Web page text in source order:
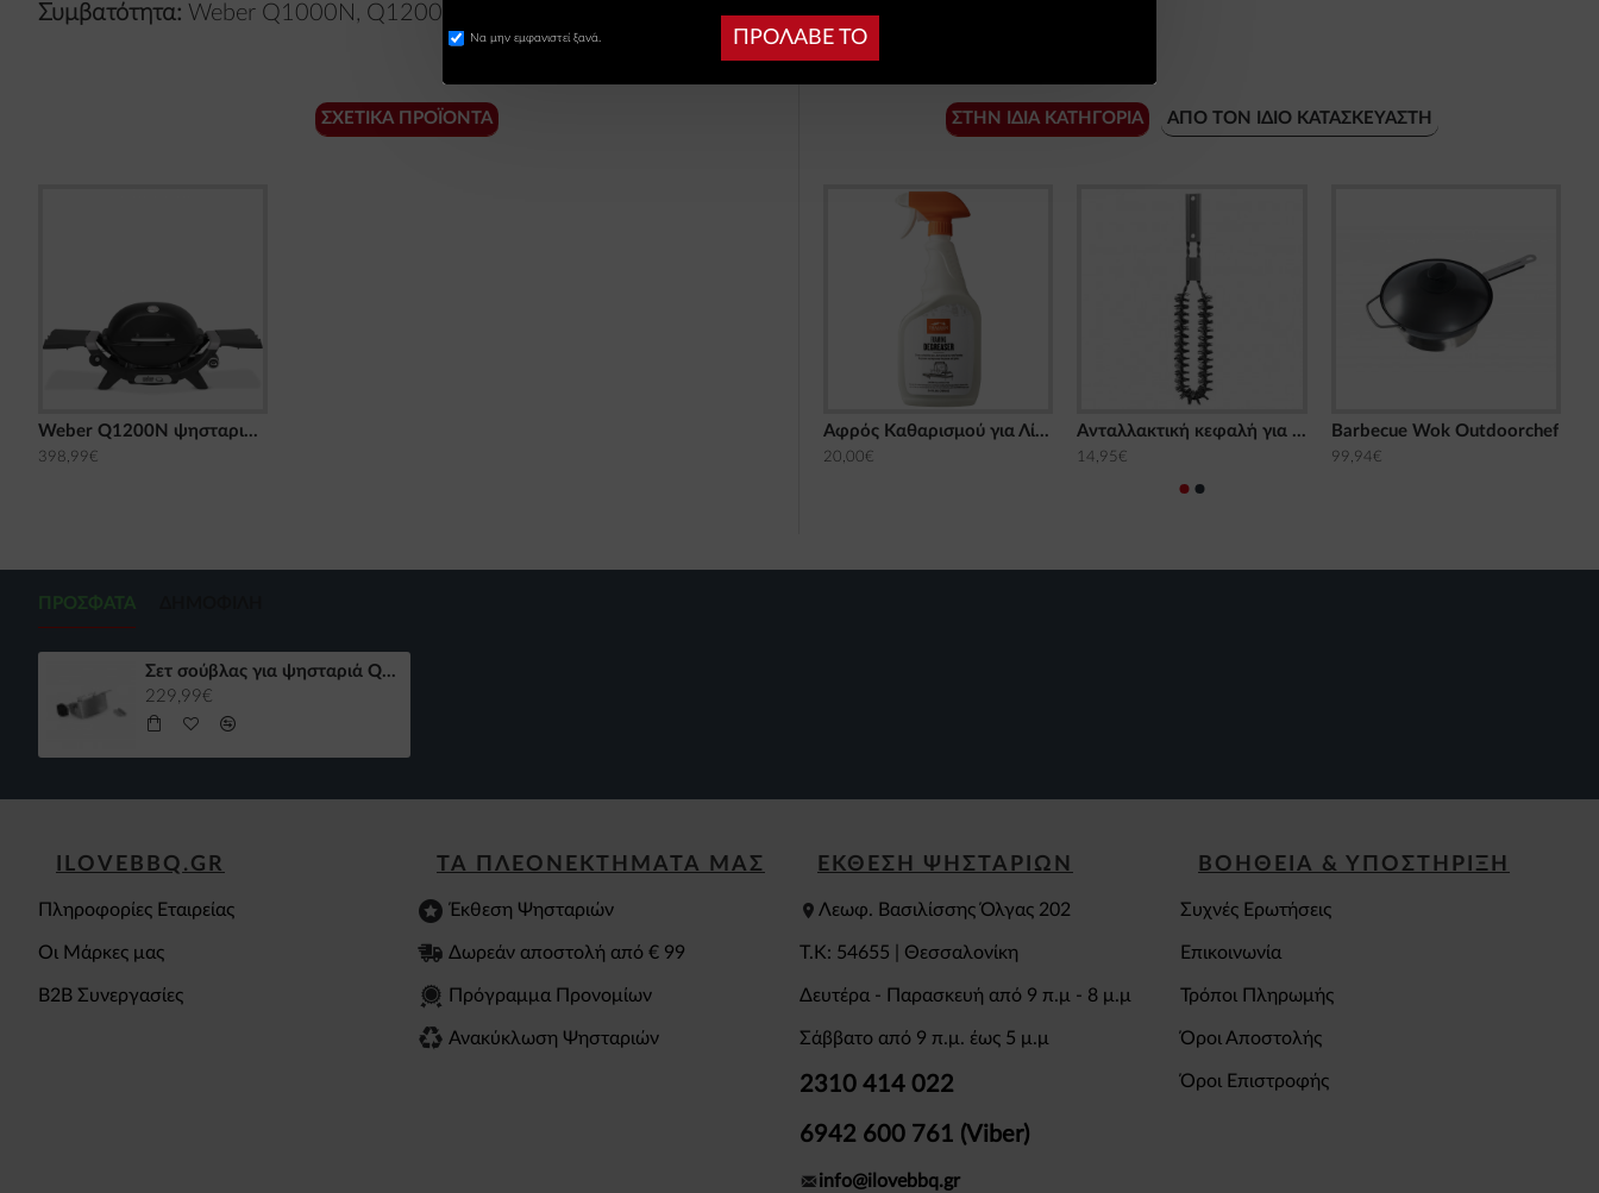
ΠΡΟΛΑΒΕ ΤΟ
Να μην εμφανιστεί ξανά.
Συμβατότητα: Weber Q1000N, Q1200N (Δεν είναι κατάλληλη για τις σειρές Q1000, Q1200, Q100)
ΣΧΕΤΙΚΆ ΠΡΟΪΌΝΤΑ
Weber Q1200N ψησταριά υγραερίου
398,99€
ΣΤΗΝ ΊΔΙΑ ΚΑΤΗΓΟΡΊΑ ΑΠΌ ΤΟΝ ΊΔΙΟ ΚΑΤΑΣΚΕΥΑΣΤΉ
Αφρός Καθαρισμού για Λίπη 709 ML Traeger
20,00€
Aνταλλακτική κεφαλή για Βούρτσα καθαρισμού Smoke Outdoorchef
14,95€
Barbecue Wok Outdoorchef
99,94€
ΠΡΌΣΦΑΤΑ
Σετ σούβλας για ψησταριά Q1000N/Q1200N Weber
229,99€
ILOVEBBQ.GR
Πληροφορίες Εταιρείας
Οι Μάρκες μας
B2B Συνεργασίες
ΤΑ ΠΛΕΟΝΕΚΤΗΜΑΤΑ ΜΑΣ
Έκθεση Ψησταριών
Δωρεάν αποστολή από € 99
Πρόγραμμα Προνομίων
Ανακύκλωση Ψησταριών
ΕΚΘΕΣΗ ΨΗΣΤΑΡΙΩΝ
Λεωφ. Βασιλίσσης Όλγας 202
T.K: 54655 | Θεσσαλονίκη
Δευτέρα - Παρασκευή από 9 π.μ - 8 μ.μ
Σάββατο από 9 π.μ. έως 5 μ.μ
2310 414 022
6942 600 761 (Viber)
info@ilovebbq.gr
ΒΟΗΘΕΙΑ & ΥΠΟΣΤΗΡΙΞΗ
Συχνές Ερωτήσεις
Επικοινωνία
Τρόποι Πληρωμής
Όροι Αποστολής
Όροι Επιστροφής